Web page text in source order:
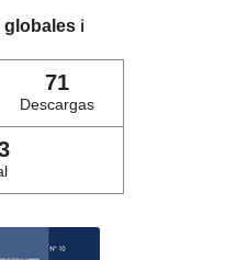
globales ℹ️
71
Descargas